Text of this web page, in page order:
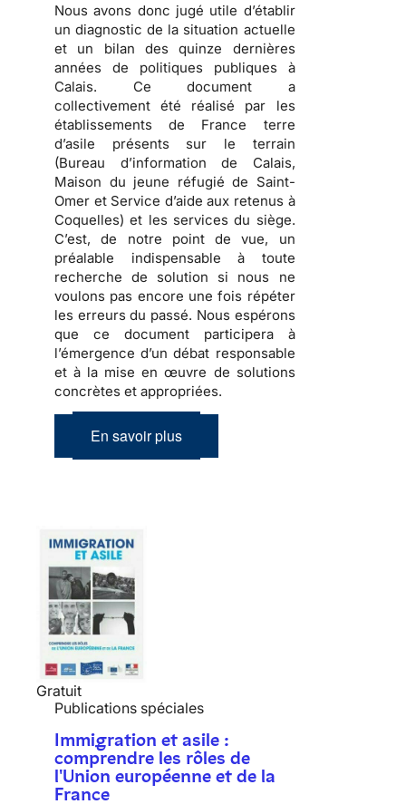
Nous avons donc jugé utile d’établir
un diagnostic de la situation actuelle
et un bilan des quinze dernières
années de politiques publiques à
Calais. Ce document a
collectivement été réalisé par les
établissements de France terre
d’asile présents sur le terrain
(Bureau d’information de Calais,
Maison du jeune réfugié de Saint-
Omer et Service d’aide aux retenus à
Coquelles) et les services du siège.
C’est, de notre point de vue, un
préalable indispensable à toute
recherche de solution si nous ne
voulons pas encore une fois répéter
les erreurs du passé. Nous espérons
que ce document participera à
l’émergence d’un débat responsable
et à la mise en œuvre de solutions
concrètes et appropriées.
En savoir plus
Gratuit
Publications spéciales
Immigration et asile :
comprendre les rôles de
l'Union européenne et de la
France